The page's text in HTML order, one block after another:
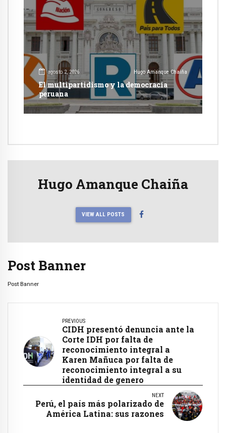
agosto 2, 2026 Hugo Amanque Chaiña
El multipartidismo y la democracia
peruana
Hugo Amanque Chaiña
VIEW ALL POSTS
Post Banner
Post Banner
PREVIOUS
CIDH presentó denuncia ante la
Corte IDH por falta de
reconocimiento integral a
Karen Mañuca por falta de
reconocimiento integral a su
identidad de genero
NEXT
Perú, el país más polarizado de
América Latina: sus razones